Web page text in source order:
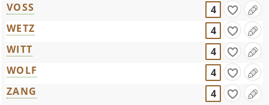
VOSS
4
WETZ
4
WITT
4
WOLF
4
ZANG
4